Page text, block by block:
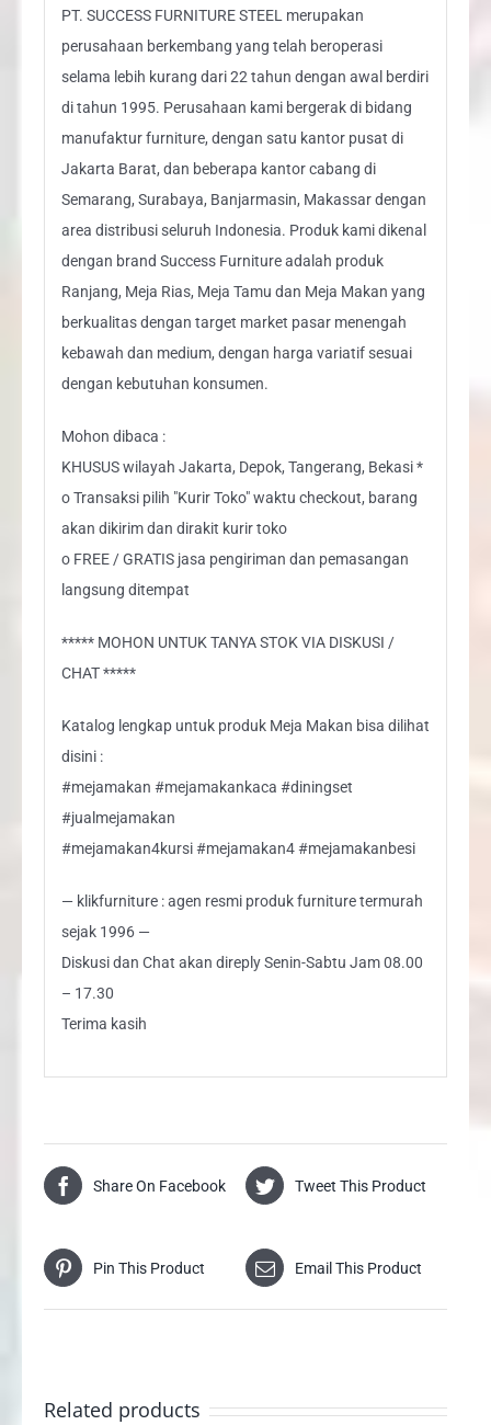
PT. SUCCESS FURNITURE STEEL merupakan
perusahaan berkembang yang telah beroperasi
selama lebih kurang dari 22 tahun dengan awal berdiri
di tahun 1995. Perusahaan kami bergerak di bidang
manufaktur furniture, dengan satu kantor pusat di
Jakarta Barat, dan beberapa kantor cabang di
Semarang, Surabaya, Banjarmasin, Makassar dengan
area distribusi seluruh Indonesia. Produk kami dikenal
dengan brand Success Furniture adalah produk
Ranjang, Meja Rias, Meja Tamu dan Meja Makan yang
berkualitas dengan target market pasar menengah
kebawah dan medium, dengan harga variatif sesuai
dengan kebutuhan konsumen.
Mohon dibaca :
KHUSUS wilayah Jakarta, Depok, Tangerang, Bekasi *
o Transaksi pilih "Kurir Toko" waktu checkout, barang
akan dikirim dan dirakit kurir toko
o FREE / GRATIS jasa pengiriman dan pemasangan
langsung ditempat
***** MOHON UNTUK TANYA STOK VIA DISKUSI /
CHAT *****
Katalog lengkap untuk produk Meja Makan bisa dilihat
disini :
#mejamakan #mejamakankaca #diningset
#jualmejamakan
#mejamakan4kursi #mejamakan4 #mejamakanbesi
— klikfurniture : agen resmi produk furniture termurah
sejak 1996 —
Diskusi dan Chat akan direply Senin-Sabtu Jam 08.00
– 17.30
Terima kasih
Share On Facebook Tweet This Product
Pin This Product Email This Product
Related products